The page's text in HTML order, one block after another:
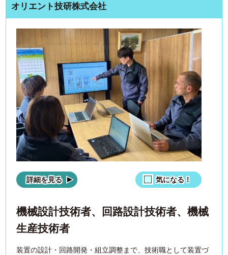
オリエント技研株式会社
詳細を見る 気になる！
機械設計技術者、回路設計技術者、機械
生産技術者
装置の設計・回路開発・組立調整まで、技術職として装置づ